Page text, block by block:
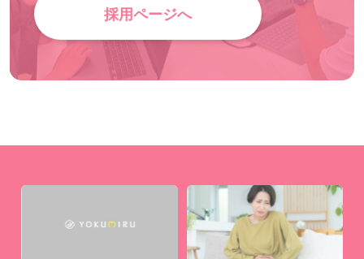
花粉症 喘息
薬の悩み
MRI
CT 慢性的体調不良
薬の相談
診療ガイドライン
胆嚢結石
胸の痛み
心臓 海外文化
メンタルヘルス
オンライン医療相談
めまい
腰痛
採用ページへ